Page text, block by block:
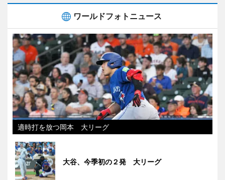
ワールドフォトニュース
適時打を放つ岡本 大リーグ
大谷、今季初の２発 大リーグ